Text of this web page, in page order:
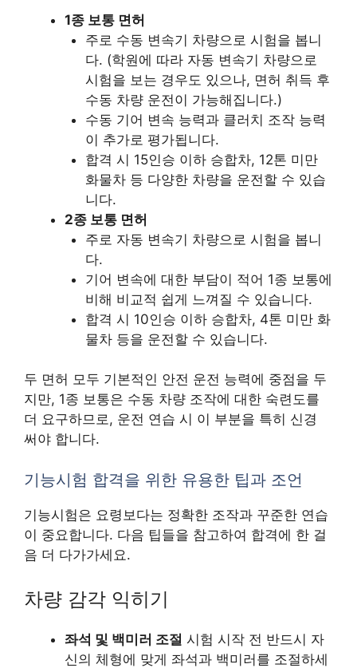
1종 보통 면허
주로 수동 변속기 차량으로 시험을 봅니
다. (학원에 따라 자동 변속기 차량으로
시험을 보는 경우도 있으나, 면허 취득 후
수동 차량 운전이 가능해집니다.)
수동 기어 변속 능력과 클러치 조작 능력
이 추가로 평가됩니다.
합격 시 15인승 이하 승합차, 12톤 미만
화물차 등 다양한 차량을 운전할 수 있습
니다.
2종 보통 면허
주로 자동 변속기 차량으로 시험을 봅니
다.
기어 변속에 대한 부담이 적어 1종 보통에
비해 비교적 쉽게 느껴질 수 있습니다.
합격 시 10인승 이하 승합차, 4톤 미만 화
물차 등을 운전할 수 있습니다.
두 면허 모두 기본적인 안전 운전 능력에 중점을 두
지만, 1종 보통은 수동 차량 조작에 대한 숙련도를
더 요구하므로, 운전 연습 시 이 부분을 특히 신경
써야 합니다.
기능시험 합격을 위한 유용한 팁과 조언
기능시험은 요령보다는 정확한 조작과 꾸준한 연습
이 중요합니다. 다음 팁들을 참고하여 합격에 한 걸
음 더 다가가세요.
차량 감각 익히기
좌석 및 백미러 조절 시험 시작 전 반드시 자
신의 체형에 맞게 좌석과 백미러를 조절하세